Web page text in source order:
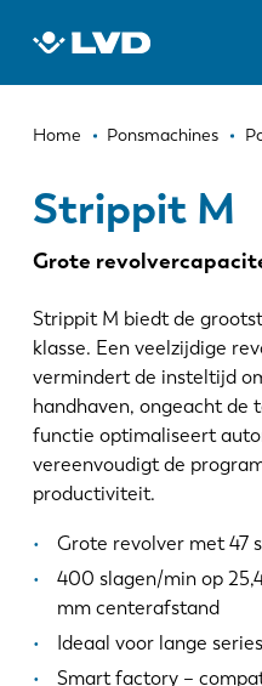
inhoudKruimelpad
Home Ponsmachines
Strippit M
Grote
Strippit M biedt de
klasse. Een veelzijdige
vermindert de insteltijd
handhaven, ongeacht de
functie optimaliseert
vereenvoudigt de
productiviteit.
Grote revolver met 47
400 slagen/min op
mm centerafstand
Ideaal voor lange series
Smart factory –
STRIPPIT M
LASERSNIJMACHINES
PANEELBUIGMACHINES
GUILLOTINESCHAREN
SOFTWARE
CUSTOMER SERVICE
Over LVD
Nieuws
Ontdek LVD